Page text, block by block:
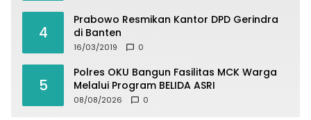
4
Prabowo Resmikan Kantor DPD Gerindra
di Banten
16/03/2019 0
5
Polres OKU Bangun Fasilitas MCK Warga
Melalui Program BELIDA ASRI
08/08/2026 0